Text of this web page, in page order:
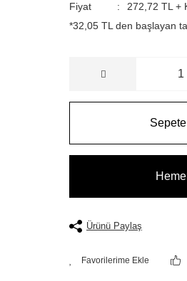
Fiyat
272,72 TL +
*32,05 TL den başlayan
Ürünü Paylaş